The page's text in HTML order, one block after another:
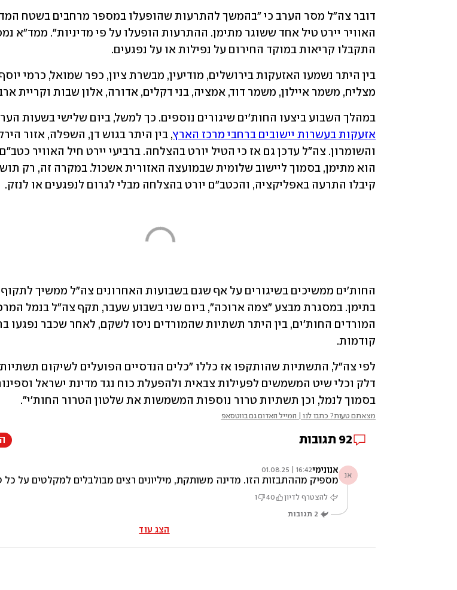
התקבלו קריאות במוקד החירום על נפילות או על נפגעים.
מצליח, משמר איילון, משמר דוד, אמציה, בני דקלים, אדורה, אלון שבות וקריית
במהלך השבוע ביצעו החות'ים שיגורים נוספים. כך למשל, ביום שלישי בשעות
אזעקות בעשרות יישובים ברחבי מרכז הארץ
קיבלו התרעה באפליקציה, והכטב"ם יורט בהצלחה מבלי לגרום לנפגעים או לנזק.
קודמות.
בסמוך לנמל, וכן תשתיות טרור נוספות המשמשות את שלטון הטרור החות'י".
מצאתם טעות? כתבו לנו | המייל האדום גם בווטסאפ
92 תגובות
אנ אנונימי16:42 | 01.08.25
מספיק מההתבזות הזו. מדינה משותקת, מיליונים רצים מבולבלים למקלטים על
להצטרף לדיון 40
1
2 תגובות
הצג עוד